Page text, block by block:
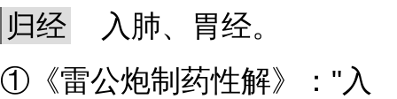
归经
入肺、胃经。
①《雷公炮制药性解》："入